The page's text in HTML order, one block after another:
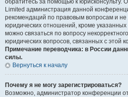
обратитесь за помощью к юрисконсульту.
Limited администрация данной
рекомендаций по правовым вопросам и не
юридических отношений, кроме
можно связаться по вопросу
юридических вопросов, связанных с этой
Примечание переводчика: в России
силы.
Вернуться к началу
Почему я не могу зарегистрироваться?
Возможно, администратор конференции